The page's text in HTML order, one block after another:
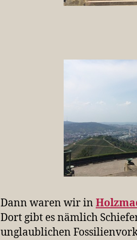
Dann waren wir in
Dort gibt es nämlich
unglaublichen